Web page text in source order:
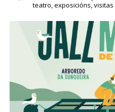
teatro, exposicións,